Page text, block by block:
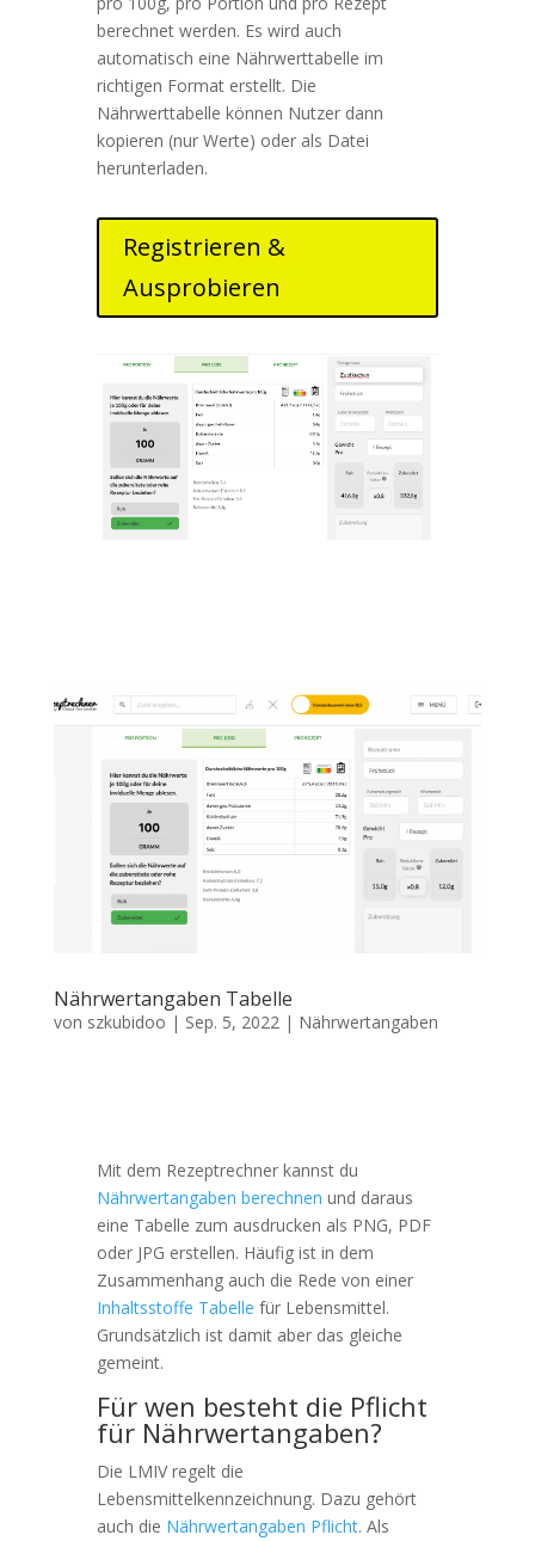
berechnet werden. Es wird auch
automatisch eine Nährwerttabelle im
richtigen Format erstellt. Die
Nährwerttabelle können Nutzer dann
kopieren (nur Werte) oder als Datei
herunterladen.
Registrieren &
Ausprobieren
Nährwertangaben Tabelle
von szkubidoo | Sep. 5, 2022| Nährwertangaben
Mit dem Rezeptrechner kannst du
Nährwertangaben berechnen und daraus
eine Tabelle zum ausdrucken als PNG, PDF
oder JPG erstellen. Häufig ist in dem
Zusammenhang auch die Rede von einer
Inhaltsstoffe Tabelle für Lebensmittel.
Grundsätzlich ist damit aber das gleiche
gemeint.
Für wen besteht die Pflicht
für Nährwertangaben?
Die LMIV regelt die
Lebensmittelkennzeichnung. Dazu gehört
auch die Nährwertangaben Pflicht. Als